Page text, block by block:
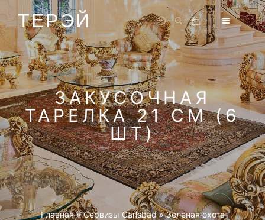
ТЕРЭЙ
ЗАКУСОЧНАЯ
ТАРЕЛКА 21 СМ (6
ШТ)
Главная »Cервизы Carlsbad »Зеленая охота